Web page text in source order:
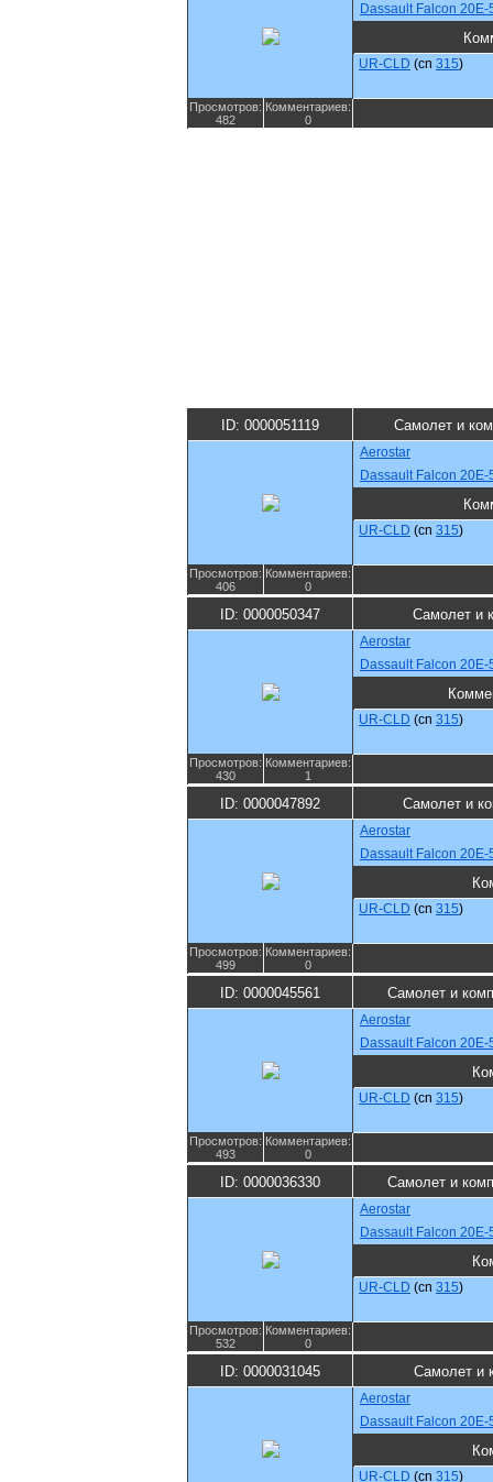
Dassault Falcon 20E-
UR-CLD (cn 315)
Просмотров:
482
Комментариев:
0
ID: 0000051119 Самолет и
Aerostar
Dassault Falcon 20E-
UR-CLD (cn 315)
Просмотров:
406
Комментариев:
0
ID: 0000050347 Самолет и
Aerostar
Dassault Falcon 20E-
UR-CLD (cn 315)
Просмотров:
430
Комментариев:
1
ID: 0000047892 Самолет и
Aerostar
Dassault Falcon 20E-
UR-CLD (cn 315)
Просмотров:
499
Комментариев:
0
ID: 0000045561 Самолет и
Aerostar
Dassault Falcon 20E-
UR-CLD (cn 315)
Просмотров:
493
Комментариев:
0
ID: 0000036330 Самолет и
Aerostar
Dassault Falcon 20E-
UR-CLD (cn 315)
Просмотров:
532
Комментариев:
0
ID: 0000031045 Самолет и
Aerostar
Dassault Falcon 20E-
UR-CLD (cn 315)